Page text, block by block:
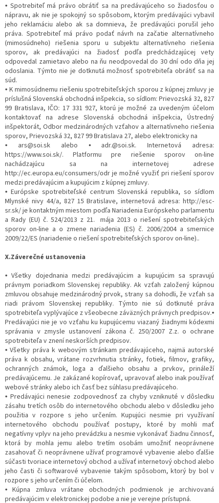
⦁ Spotrebiteľ má právo obrátiť sa na predávajúceho so žiadosťou o
nápravu, ak nie je spokojný so spôsobom, ktorým predávajúci vybavil
jeho reklamáciu alebo ak sa domnieva, že predávajúci porušil jeho
práva. Spotrebiteľ má právo podať návrh na začatie alternatívneho
(mimosúdneho) riešenia sporu u subjektu alternatívneho riešenia
sporov, ak predávajúci na žiadosť podľa predchádzajúcej vety
odpovedal zamietavo alebo na ňu neodpovedal do 30 dní odo dňa jej
odoslania. Týmto nie je dotknutá možnosť spotrebiteľa obrátiť sa na
súd.
⦁ K mimosúdnemu riešeniu spotrebiteľských sporou z kúpnej zmluvy je
príslušná Slovenská obchodná inšpekcia, so sídlom: Prievozská 32, 827
99 Bratislava, IČO: 17 331 927, ktorú je možné za uvedeným účelom
kontaktovať na adrese Slovenská obchodná inšpekcia, Ústredný
inšpektorát, Odbor medzinárodných vzťahov a alternatívneho riešenia
sporov, Prievozská 32, 827 99 Bratislava 27, alebo elektronicky na
⦁ ars@soi.sk alebo ⦁ adr.@soi.sk. Internetová adresa:
https://www.soi.sk/. Platformu pre riešenie sporov on-line
nachádzajúcu sa na internetovej adrese
http://ec.europa.eu/consumers/odr je možné využiť pri riešení sporov
medzi predávajúcim a kupujúcim z kúpnej zmluvy.
⦁ Európske spotrebiteľské centrum Slovenská republika, so sídlom
Mlynské nivy 44/a, 827 15 Bratislave, internetová adresa: http://esc-
sr.sk/ je kontaktným miestom podľa Nariadenia Európskeho parlamentu
a Rady (EU) č. 524/2013 z 21. mája 2013 o riešení spotrebiteľských
sporov on-line a o zmene nariadenia (ES) č. 2006/2004 a smernice
2009/22/ES (nariadenie o riešení spotrebiteľských sporov on-line)..
X.Záverečné ustanovenia
⦁ Všetky dojednania medzi predávajúcim a kupujúcim sa spravujú
právnym poriadkom Slovenskej republiky. Ak vzťah založený kúpnou
zmluvou obsahuje medzinárodný prvok, strany sa dohodli, že vzťah sa
riadi právom Slovenskej republiky. Týmto nie sú dotknuté práva
spotrebiteľa vyplývajúce z všeobecne záväzných právnych predpisov.⦁
Predávajúci nie je vo vzťahu ku kupujúcemu viazaný žiadnymi kódexmi
správania v zmysle ustanovení zákona č. 250/2007 Z.z. o ochrane
spotrebiteľa v znení neskorších predpisov.
⦁ Všetky práva k webovým stránkam predávajúceho, najmä autorské
práva k obsahu, vrátane rozvrhnutia stránky, fotiek, filmov, grafiky,
ochranných známok, loga a ďalšieho obsahu a prvkov, prináleží
predávajúcemu. Je zakázané kopírovať, upravovať alebo inak používať
webové stránky alebo ich časť bez súhlasu predávajúceho.
⦁ Predávajúci nenesie zodpovednosť za chyby vzniknuté v dôsledku
zásahu tretích osôb do internetového obchodu alebo v dôsledku jeho
použitia v rozpore s jeho určením. Kupujúci nesmie pri využívaní
internetového obchodu používať postupy, ktoré by mohli mať
negatívny vplyv na jeho prevádzku a nesmie vykonávať žiadnu činnosť,
ktorá by mohla jemu alebo tretím osobám umožniť neoprávnene
zasahovať či neoprávnene užívať programové vybavenie alebo ďalšie
súčasti tvoriace internetový obchod a užívať internetový obchod alebo
jeho časti či softwarové vybavenie takým spôsobom, ktorý by bol v
rozpore s jeho určením či účelom.
⦁ Kúpna zmluva vrátane obchodných podmienok je archivovaná
predávajúcim v elektronickej podobe a nie je verejne prístupná.